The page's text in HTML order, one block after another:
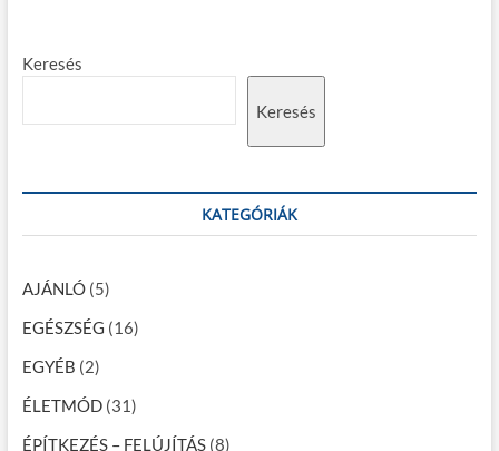
é
s
a
g
á
c
i
ó
t
Keresés
Keresés
KATEGÓRIÁK
AJÁNLÓ(5)
EGÉSZSÉG (16)
EGYÉB (2)
ÉLETMÓD(31)
ÉPÍTKEZÉS – FELÚJÍTÁS(8)